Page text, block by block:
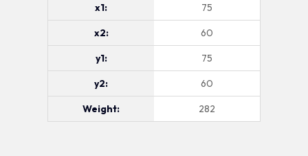
x1: 75
x2: 60
y1: 75
y2: 60
Weight: 282